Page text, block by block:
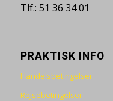
Tlf.: 51 36 34 01
PRAKTISK INFO
Handelsbetingelser
Rejsebetingelser